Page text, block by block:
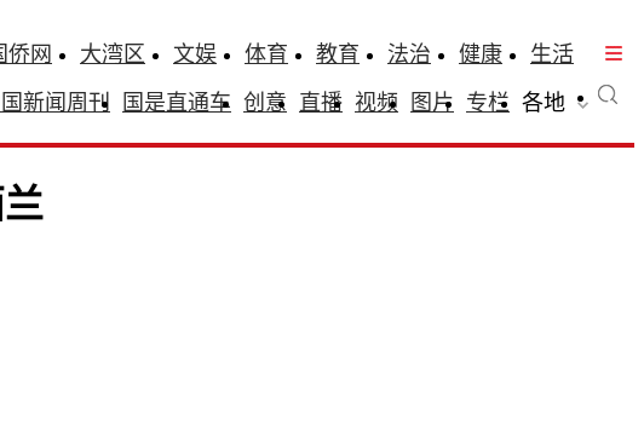
侨网 大湾区 文娱 体育 教育 法治 健康
生活
新闻周刊 国是直通车 创意 直播 视频 图片 专栏 各地